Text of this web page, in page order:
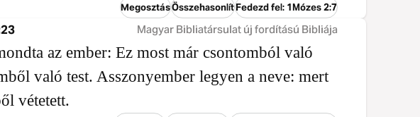
MegosztásÖsszehasonlítFedezd fel: 1Mózes 2:7
Magyar Bibliatársulat új fordítású Bibliája
az ember: Ez most már csontomból való
való test. Asszonyember legyen a neve: mert
vétetett.